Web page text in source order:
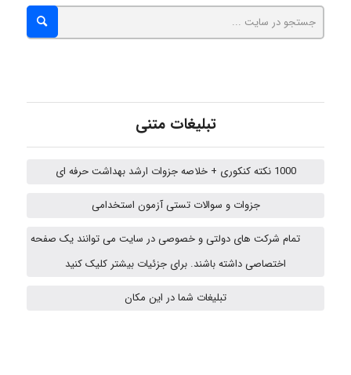
abolfazlkoshehe
تبلیغات متنی
1000 نکته کنکوری + خلاصه جزوات ارشد بهداشت حرفه ای
جزوات و سوالات تستی آزمون استخدامی
تمام شرکت های دولتی و خصوصی در سایت می توانند یک صفحه
اختصاصی داشته باشند. برای جزئیات بیشتر کلیک کنید
تبلیغات شما در این مکان